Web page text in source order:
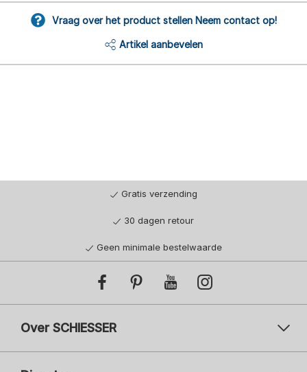
Vraag over het product stellen Neem contact op!
Artikel aanbevelen
Gratis verzending
30 dagen retour
Geen minimale bestelwaarde
Over SCHIESSER